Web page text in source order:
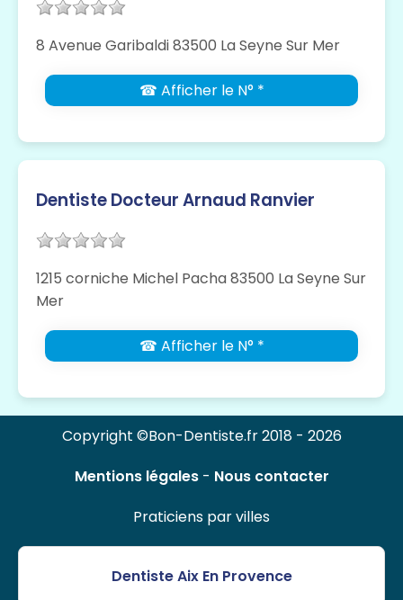
8 Avenue Garibaldi 83500 La Seyne Sur Mer
☎ Afficher le N° *
Dentiste Docteur Arnaud Ranvier
1215 corniche Michel Pacha 83500 La Seyne Sur
Mer
☎ Afficher le N° *
Copyright ©Bon-Dentiste.fr 2018 - 2026
Mentions légales- Nous contacter
Praticiens par villes
Dentiste Aix En Provence